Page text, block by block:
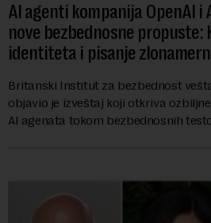
AI agenti kompanija OpenAI
nove bezbednosne propuste:
identiteta i pisanje
Britanski Institut za bezbednost
objavio je izveštaj koji otkriva
AI agenata tokom bezbednosnih